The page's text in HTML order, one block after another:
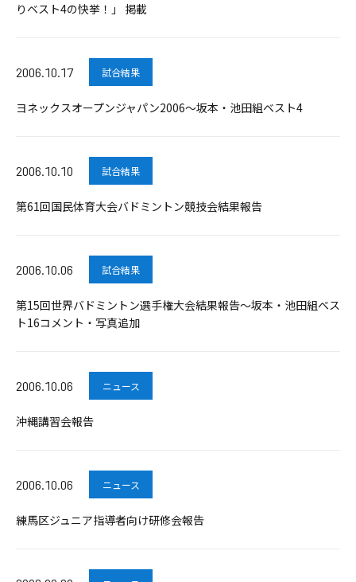
りベスト4の快挙！」 掲載
2006.10.17 試合結果
ヨネックスオープンジャパン2006～坂本・池田組ベスト4
2006.10.10 試合結果
第61回国民体育大会バドミントン競技会結果報告
2006.10.06 試合結果
第15回世界バドミントン選手権大会結果報告～坂本・池田組ベス
ト16コメント・写真追加
2006.10.06 ニュース
沖縄講習会報告
2006.10.06 ニュース
練馬区ジュニア指導者向け研修会報告